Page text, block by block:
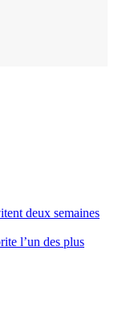
deux semaines
l’un des plus